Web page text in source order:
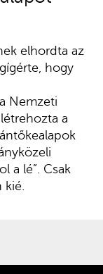
elhordta az
hogy
Nemzeti
a
a lé”. Csak
kié.